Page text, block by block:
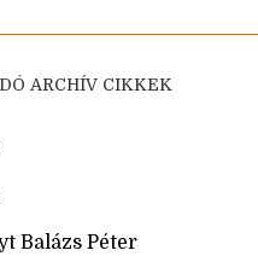
ARCHÍV CIKKEK
Balázs Péter